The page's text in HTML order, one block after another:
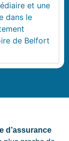
et une
dans le
de Belfort
d’assurance